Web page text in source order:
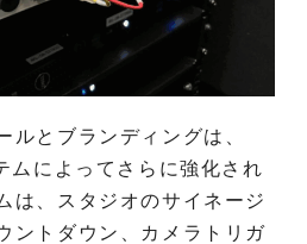
ルとブランディングは、
によってさらに強化され
は、スタジオのサイネージ
ントダウン、カメラトリガ